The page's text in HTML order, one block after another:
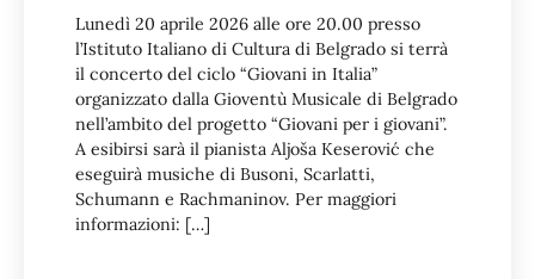
Lunedì 20 aprile 2026 alle ore 20.00 presso
l’Istituto Italiano di Cultura di Belgrado si terrà
il concerto del ciclo “Giovani in Italia”
organizzato dalla Gioventù Musicale di Belgrado
nell’ambito del progetto “Giovani per i giovani”.
A esibirsi sarà il pianista Aljoša Keserović che
eseguirà musiche di Busoni, Scarlatti,
Schumann e Rachmaninov. Per maggiori
informazioni: […]